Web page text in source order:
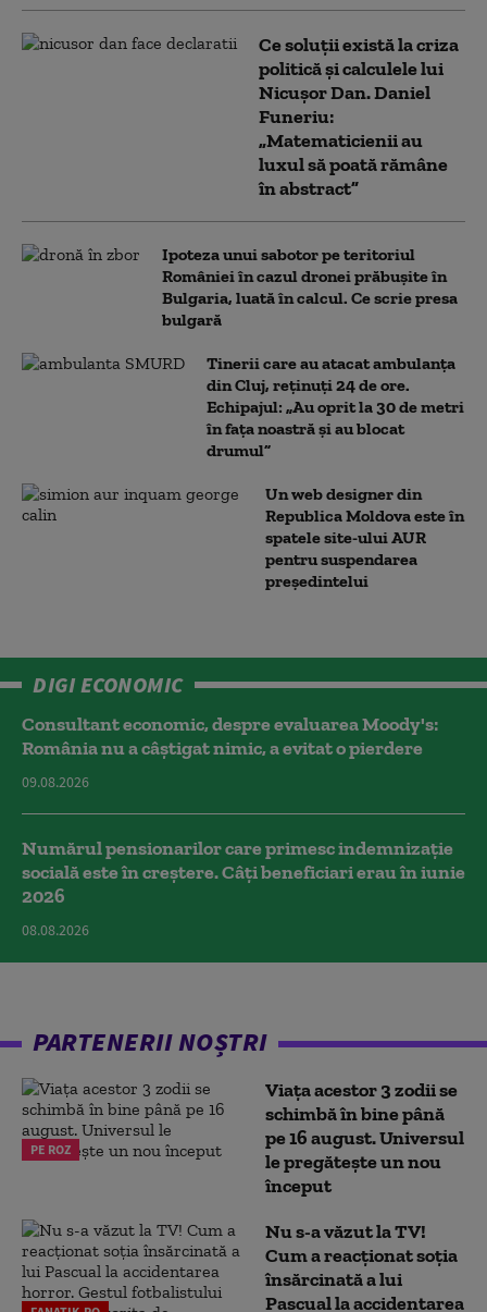
Ce soluții există la criza
politică și calculele lui
Nicușor Dan. Daniel
Funeriu:
„Matematicienii au
luxul să poată rămâne
în abstract”
Ipoteza unui sabotor pe teritoriul
României în cazul dronei prăbușite în
Bulgaria, luată în calcul. Ce scrie presa
bulgară
Tinerii care au atacat ambulanța
din Cluj, reținuți 24 de ore.
Echipajul: „Au oprit la 30 de metri
în fața noastră și au blocat
drumul”
Un web designer din
Republica Moldova este în
spatele site-ului AUR
pentru suspendarea
președintelui
DIGI ECONOMIC
Consultant economic, despre evaluarea Moody's:
România nu a câştigat nimic, a evitat o pierdere
09.08.2026
Numărul pensionarilor care primesc indemnizaţie
socială este în creștere. Câți beneficiari erau în iunie
2026
08.08.2026
PARTENERII NOȘTRI
PE ROZ
Viața acestor 3 zodii se
schimbă în bine până
pe 16 august. Universul
le pregătește un nou
început
Nu s-a văzut la TV!
Cum a reacţionat soţia
însărcinată a lui
Pascual la accidentarea